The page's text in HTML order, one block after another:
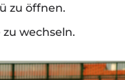
zu öffnen.
wechseln.